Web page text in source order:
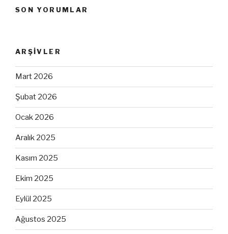
SON YORUMLAR
ARŞIVLER
Mart 2026
Şubat 2026
Ocak 2026
Aralık 2025
Kasım 2025
Ekim 2025
Eylül 2025
Ağustos 2025